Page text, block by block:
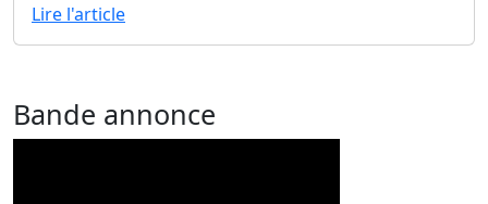
Lire l'article
Bande annonce